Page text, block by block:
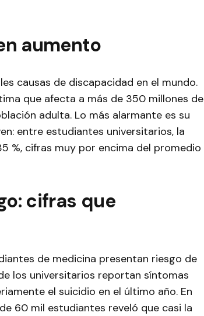
aumento
causas de discapacidad en el mundo.
que afecta a más de 350 millones de
adulta. Lo más alarmante es su
entre estudiantes universitarios, la
%, cifras muy por encima del promedio
cifras que
de medicina presentan riesgo de
los universitarios reportan síntomas
el suicidio en el último año. En
60 mil estudiantes reveló que casi la